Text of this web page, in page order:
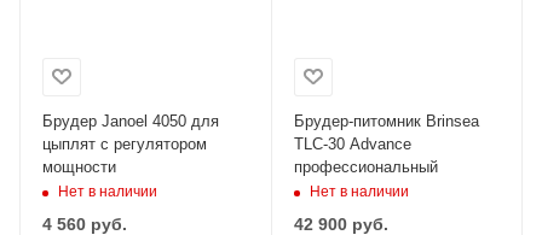
Брудер Janoel 4050 для
цыплят с регулятором
мощности
Нет в наличии
4 560 руб.
Брудер-питомник Brinsea
TLC-30 Advance
профессиональный
Нет в наличии
42 900руб.